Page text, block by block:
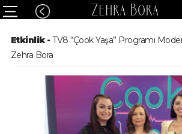
Etkinlik -TV8 “Çook Yaşa” Programı
Zehra Bora